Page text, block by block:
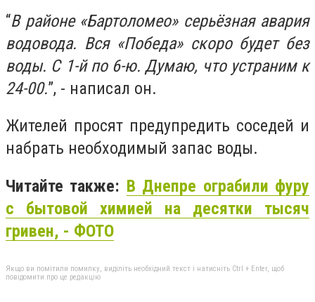
“В районе «Бартоломео» серьёзная авария
водовода. Вся «Победа» скоро будет без
воды. С 1-й по 6-ю. Думаю, что устраним к
24-00.”, - написал он.
Жителей просят предупредить соседей и
набрать необходимый запас воды.
Читайте также: В Днепре ограбили фуру
с бытовой химией на десятки тысяч
гривен, - ФОТО
Якщо ви помітили помилку, виділіть необхідний текст і натисніть Ctrl + Enter, щоб
повідомити про це редакцію